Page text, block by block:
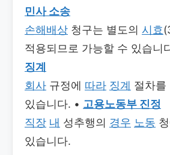
민사 소송
손해배상 청구는 별도의 시효
적용되므로 가능할 수 있습니
징계
회사 규정에 따라 징계 절차를
있습니다. • 고용노동부 진정
직장 내 성추행의 경우 노동
있습니다.